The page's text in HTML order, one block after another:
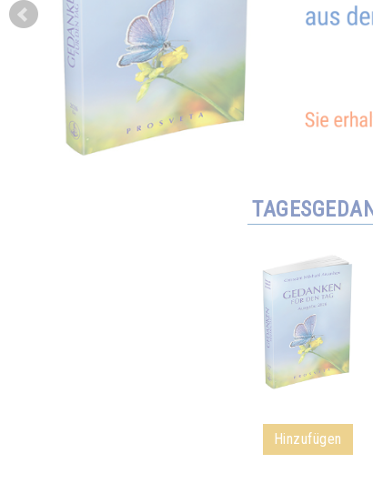
Prev
Hinzufügen